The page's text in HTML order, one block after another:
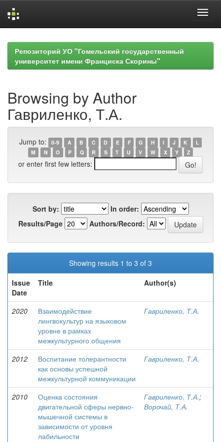
navigationРепозиторий УО "Гомельский государственный
университет имени Франциска Скорины"
Browsing by Author
Гавриленко, Т.А.
Jump to: 0-9 A B C D E F G H I J K
L
M
N O P Q R S T U V W X Y Z
or enter first few letters:
Sort by:
In order:
Results/Page
Authors/Record:
Showing results 1 to 3 of 3
Issue
Date
Title Author(s)
2020
Взаимодействие
лингвокультур на языковом
уровне в рамках
межкультурного общения
Гавриленко, Т.А.
2012
Воспитание толерантности
как основы успешной
межкультурной коммуникации
Гавриленко, Т.А.
2010
Оценка состояния
двигательной сферы нервно-
мышечной системы в
зависимости от уровня
лабильности
Гавриленко, Т.А.;
Ворочай, Т.А.